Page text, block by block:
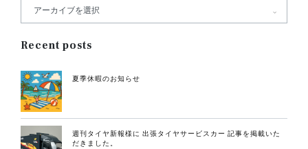
Recent posts
夏季休暇のお知らせ
週刊タイヤ新報様に 出張タイヤサービスカー 記事を掲載いた
だきました。